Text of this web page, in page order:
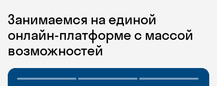
Занимаемся на единой
онлайн-платформе с массой
возможностей